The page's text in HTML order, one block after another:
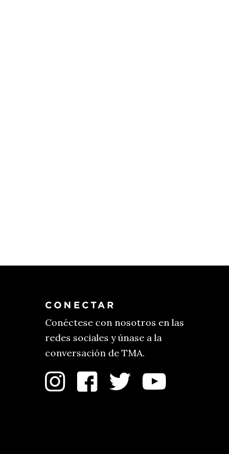
CONECTAR
Conéctese con nosotros en las
redes sociales y únase a la
conversación de TMA.